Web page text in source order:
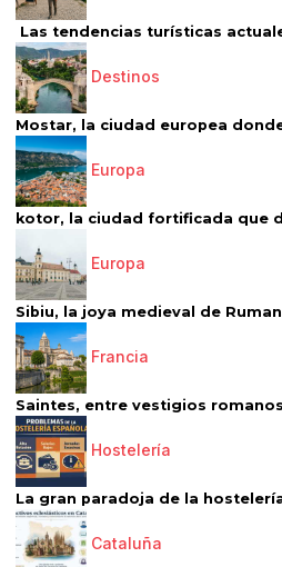
Las tendencias turísticas
Destinos
Mostar, la ciudad europea
Europa
kotor, la ciudad fortificada que
Europa
Sibiu, la joya medieval de
Francia
Saintes, entre vestigios
Hostelería
La gran paradoja de la
Cataluña